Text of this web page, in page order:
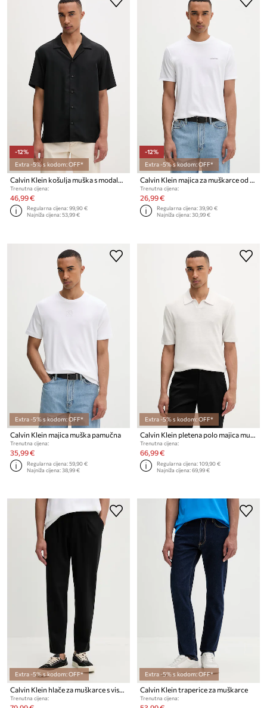
-12%
Extra -5% s kodom: OFF*
Trenutna cijena:
46,99 €
Regularna cijena:99,90 €
Najniža cijena:53,99 €
-12%
Extra -5% s kodom: OFF*
Trenutna cijena:
26,99 €
Regularna cijena:39,90 €
Najniža cijena:30,99 €
Extra -5% s kodom: OFF*
Calvin Klein majica muška pamučna
Trenutna cijena:
35,99 €
Regularna cijena:59,90 €
Najniža cijena:38,99 €
Extra -5% s kodom: OFF*
Calvin Klein pletena polo majica muška s dodatkom lana
Trenutna cijena:
66,99 €
Regularna cijena:109,90 €
Najniža cijena:69,99 €
Extra -5% s kodom: OFF*
Calvin Klein hlače za muškarce s viskozom
Trenutna cijena:
Extra -5% s kodom: OFF*
Calvin Klein traperice za muškarce
Trenutna cijena: